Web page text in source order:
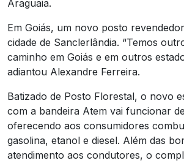
Araguaia.
Em Goiás, um novo posto
cidade de Sanclerlândia. “Temos
caminho em Goiás e em outros
adiantou Alexandre Ferreira.
Batizado de Posto Florestal, o novo
com a bandeira Atem vai funcionar
oferecendo aos consumidores
gasolina, etanol e diesel. Além das
atendimento aos condutores, o